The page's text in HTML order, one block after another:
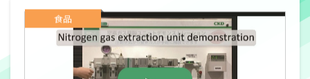
食品